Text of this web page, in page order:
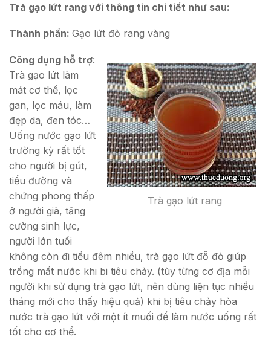
Trà gạo lứt rang với thông tin chi tiết như sau:
Thành phần: Gạo lứt đỏ rang vàng
Trà gạo lứt rang
Công dụng hỗ trợ:
Trà gạo lứt làm
mát cơ thể, lọc
gan, lọc máu, làm
đẹp da, đen tóc…
Uống nước gạo lứt
trường kỳ rất tốt
cho người bị gút,
tiểu đường và
chứng phong thấp
ở người già, tăng
cường sinh lực,
người lớn tuổi
không còn đi tiểu đêm nhiều, trà gạo lứt đỗ đỏ giúp
trống mất nước khi bi tiêu chảy. (tùy từng cơ địa mỗi
người khi sử dụng trà gạo lứt, nên dùng liện tục nhiều
tháng mới cho thấy hiệu quả) khi bị tiêu chảy hòa
nước trà gạo lứt với một ít muối để làm nước uống rất
tốt cho cơ thể.